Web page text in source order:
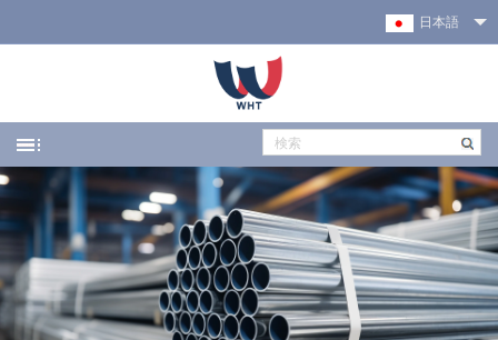
日本語